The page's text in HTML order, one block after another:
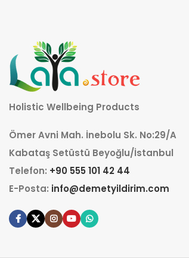
Holistic Wellbeing Products
Ömer Avni Mah. İnebolu Sk. No:29/A
Kabataş Setüstü Beyoğlu/İstanbul
Telefon: +90 555 101 42 44
E-Posta: info@demetyildirim.com